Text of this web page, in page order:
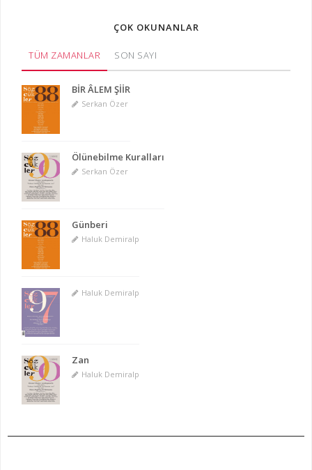
ÇOK OKUNANLAR
TÜM ZAMANLAR SON SAYI
BİR ÂLEM ŞİİR
Serkan Özer
Ölünebilme Kuralları
Serkan Özer
Günberi
Haluk Demiralp
Haluk Demiralp
Zan
Haluk Demiralp